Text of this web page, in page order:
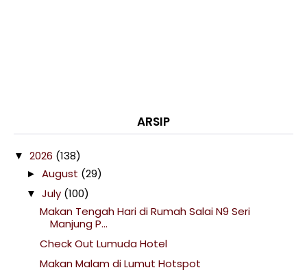
ARSIP
▼ 2026 (138)
► August (29)
▼ July (100)
Makan Tengah Hari di Rumah Salai N9 Seri
Manjung P...
Check Out Lumuda Hotel
Makan Malam di Lumut Hotspot